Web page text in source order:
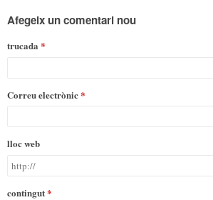
Afegeix un comentari nou
trucada
Correu electrònic
lloc web
contingut